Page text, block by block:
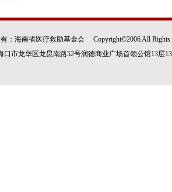
：海南省医疗救助基金会 Copyright©2006 All
口市龙华区龙昆南路52号润德商业广场首领公馆13层